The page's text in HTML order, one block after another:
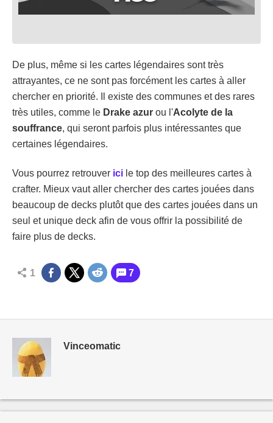
De plus, même si les cartes légendaires sont très
attrayantes, ce ne sont pas forcément les cartes à aller
chercher en priorité. Il existe des communes et des rares
très utiles, comme le Drake azur ou l'Acolyte de la
souffrance, qui seront parfois plus intéressantes que
certaines légendaires.
Vous pourrez retrouver ici le top des meilleures cartes à
crafter. Mieux vaut aller chercher des cartes jouées dans
beaucoup de decks plutôt que des cartes jouées dans un
seul et unique deck afin de vous offrir la possibilité de
faire plus de decks.
1 7
Vinceomatic